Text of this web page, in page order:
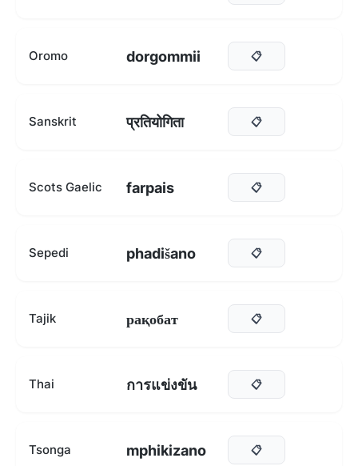
Oromo dorgommii 📋
Sanskrit प्रतियोगिता 📋
Scots Gaelic farpais 📋
Sepedi phadišano 📋
Tajik рақобат 📋
Thai การแข่งขัน 📋
Tsonga mphikizano 📋